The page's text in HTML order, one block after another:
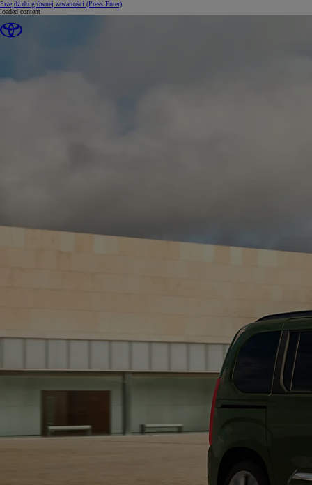
Przejdź do głównej zawartości (Press Enter)
loaded content